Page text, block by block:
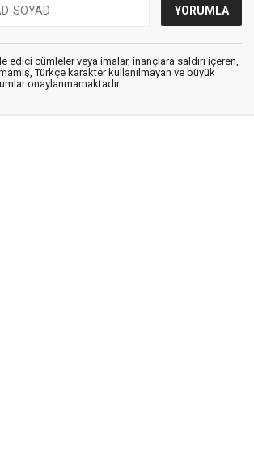
edici cümleler veya imalar, inançlara saldırı içeren,
Türkçe karakter kullanılmayan ve büyük
onaylanmamaktadır.